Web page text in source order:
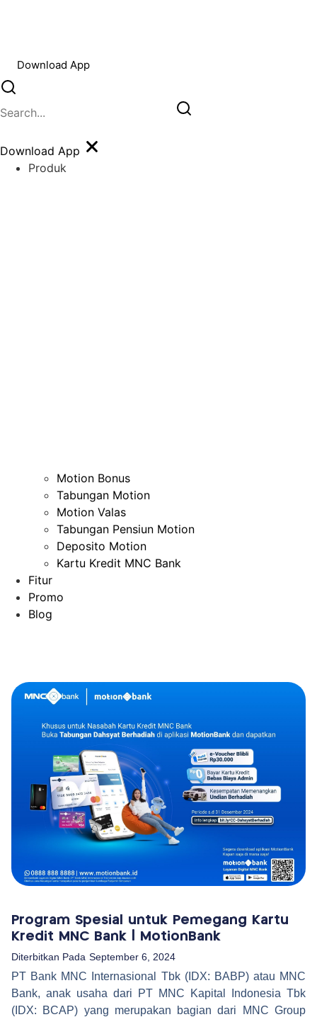
Download App
Download App
Produk
Motion Bonus
Tabungan Motion
Motion Valas
Tabungan Pensiun Motion
Deposito Motion
Kartu Kredit MNC Bank
Fitur
Promo
Blog
Program Spesial untuk Pemegang Kartu
Kredit MNC Bank | MotionBank
Diterbitkan Pada September 6, 2024
PT Bank MNC Internasional Tbk (IDX: BABP) atau MNC
Bank, anak usaha dari PT MNC Kapital Indonesia Tbk
(IDX: BCAP) yang merupakan bagian dari MNC Group